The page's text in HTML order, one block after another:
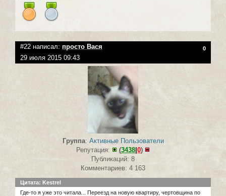
#22 написал: просто Вася 0
29 июля 2015 09:43
Группа: Активные Пользователи
Репутация:
(3438|0)
Публикаций: 8
Комментариев: 4 163
Цитата: Kestrel
Где-то я уже это читала... Переезд на новую квартиру, чертовщина по